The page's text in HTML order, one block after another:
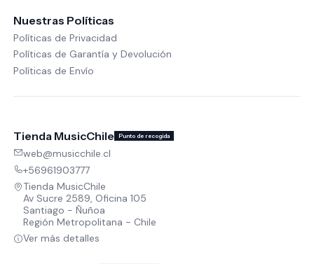
Nuestras Políticas
Políticas de Privacidad
Políticas de Garantía y Devolución
Políticas de Envío
Tienda MusicChile Punto de recogida
web@musicchile.cl
+56961903777
Tienda MusicChile
Av Sucre 2589, Oficina 105
Santiago - Ñuñoa
Región Metropolitana - Chile
Ver más detalles